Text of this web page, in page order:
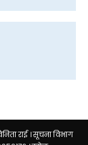
राई । सूचना विभाग